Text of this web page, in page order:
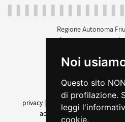
Noi
Questo sito
di profilazione.
leggi
cookie.
Regione Autonoma
c.f. 80014930327;
+39 040
amministrazione
privacy
cookie |note legali
accessibilità| feedback